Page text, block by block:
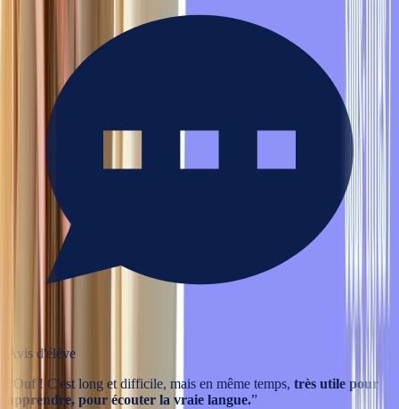
Avis d'élève
Ouf ! C'est long et difficile, mais en même temps, très utile pour
apprendre, pour écouter la vraie langue.”